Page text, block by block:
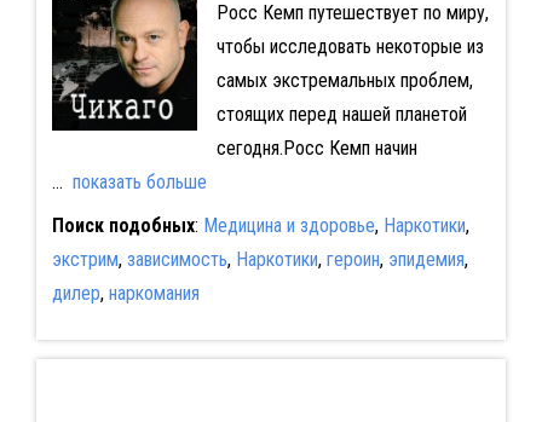
Росс Кемп путешествует по миру,
чтобы исследовать некоторые из
самых экстремальных проблем,
стоящих перед нашей планетой
сегодня.Росс Кемп начин
... показать больше
Поиск подобных: Медицина и здоровье, Наркотики,
экстрим, зависимость, Наркотики, героин, эпидемия,
дилер, наркомания